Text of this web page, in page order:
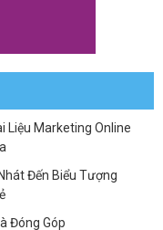
Liệu Marketing Online
Đến Biểu Tượng
Đóng Góp